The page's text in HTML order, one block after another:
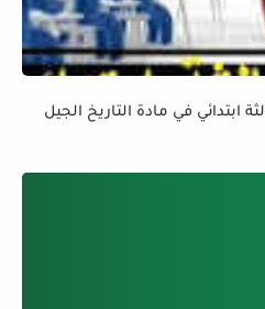
ابتدائي في مادة التاريخ الجيل